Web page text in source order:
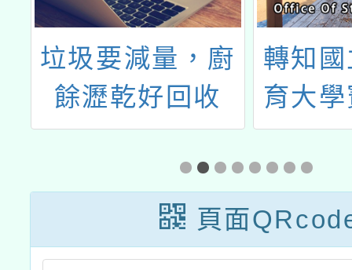
垃圾要減量，廚
餘瀝乾好回收
轉知
育大
廳、
國家
北市
場舉
頁面